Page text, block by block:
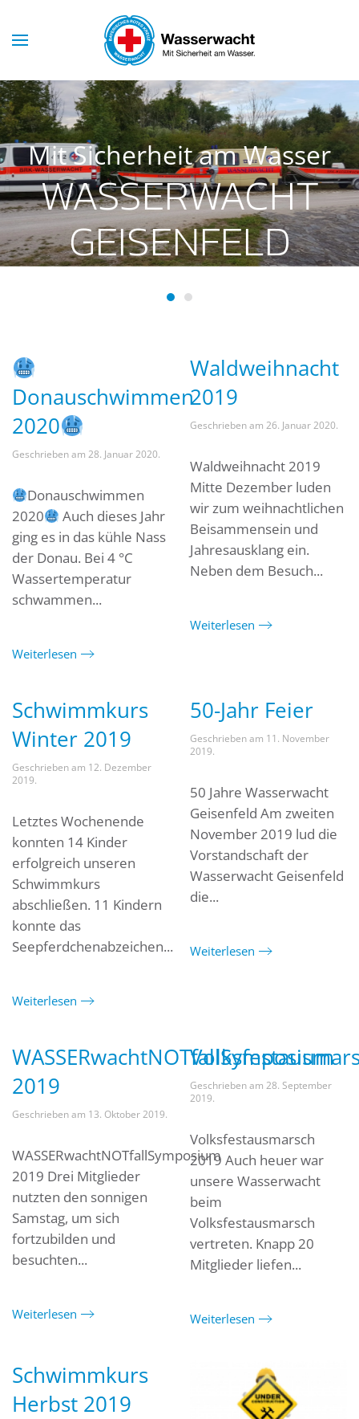
Skip to main content
Mit Sicherheit am Wasser
WASSERWACHT
GEISENFELD
Wasserwacht Geisenfeld
Donauschwimmen
2020
Geschrieben am 28. Januar 2020.
Donauschwimmen
2020
Auch dieses Jahr
ging es in das kühle Nass
der Donau. Bei 4 °C
Wassertemperatur
schwammen...
Weiterlesen
Waldweihnacht
2019
Geschrieben am 26. Januar 2020.
Waldweihnacht 2019
Mitte Dezember luden
wir zum weihnachtlichen
Beisammensein und
Jahresausklang ein.
Neben dem Besuch...
Weiterlesen
Schwimmkurs
Winter 2019
Geschrieben am 12. Dezember
2019.
Letztes Wochenende
konnten 14 Kinder
erfolgreich unseren
Schwimmkurs
abschließen. 11 Kindern
konnte das
Seepferdchenabzeichen...
Weiterlesen
50-Jahr Feier
Geschrieben am 11. November
2019.
50 Jahre Wasserwacht
Geisenfeld Am zweiten
November 2019 lud die
Vorstandschaft der
Wasserwacht Geisenfeld
die...
Weiterlesen
WASSERwachtNOTfallSymposium
2019
Geschrieben am 13. Oktober 2019.
WASSERwachtNOTfallSymposium
2019 Drei Mitglieder
nutzten den sonnigen
Samstag, um sich
fortzubilden und
besuchten...
Weiterlesen
Geschrieben am 28. September
2019.
Volksfestausmarsch
2019 Auch heuer war
unsere Wasserwacht
beim
Volksfestausmarsch
vertreten. Knapp 20
Mitglieder liefen...
Weiterlesen
Schwimmkurs
Herbst 2019